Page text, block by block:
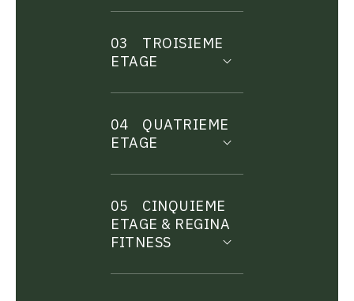
03
TROISIEME
ETAGE
04
QUATRIEME
ETAGE
05
CINQUIEME
ETAGE & REGINA
FITNESS